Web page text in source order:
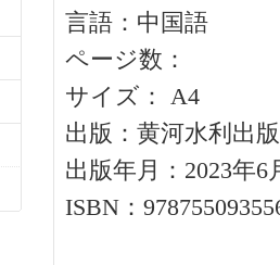
言語：中国語
ページ数：
サイズ： A4
出版：黄河水利出
出版年月：2023年6
ISBN：